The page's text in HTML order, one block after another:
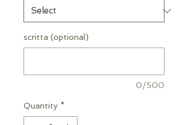
scritta (optional)
0/500
Quantity *